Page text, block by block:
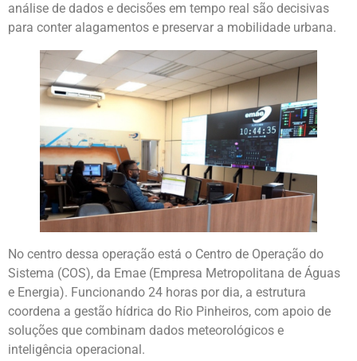
análise de dados e decisões em tempo real são decisivas
para conter alagamentos e preservar a mobilidade urbana.
No centro dessa operação está o Centro de Operação do
Sistema (COS), da Emae (Empresa Metropolitana de Águas
e Energia). Funcionando 24 horas por dia, a estrutura
coordena a gestão hídrica do Rio Pinheiros, com apoio de
soluções que combinam dados meteorológicos e
inteligência operacional.